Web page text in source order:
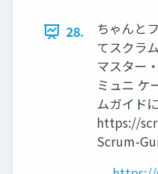
28.
ちゃんと
てスクラ
マスター
ミュニ ケ
ムガイド
https://
Scrum-